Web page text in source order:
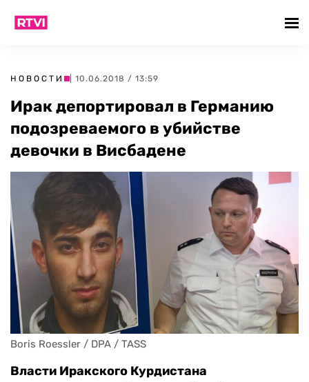
НОВОСТИ | 10.06.2018 / 13:59
Ирак депортировал в Германию
подозреваемого в убийстве
девочки в Висбадене
Boris Roessler / DPA / TASS
Власти Иракского Курдистана